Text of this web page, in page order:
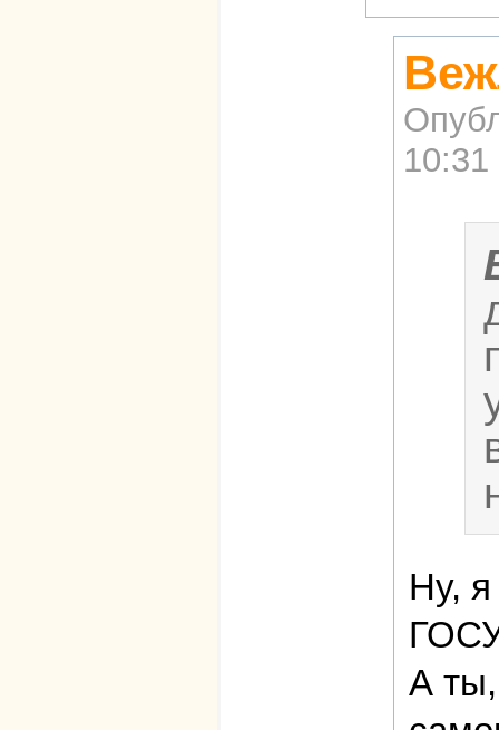
10:31
Ну,
А ты,